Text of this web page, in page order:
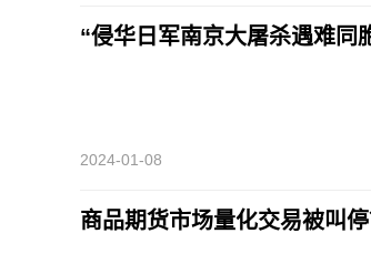
“侵华日军南京大屠杀遇难同
2024-01-08
商品期货市场量化交易被叫停